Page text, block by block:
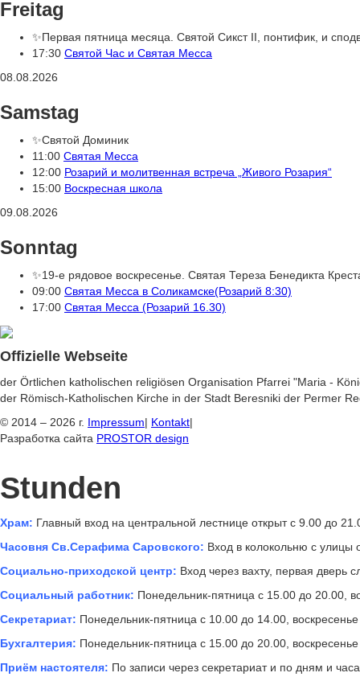
Freitag
✨Первая пятница месяца. Святой Сикст II, понтифик, и
17:30 Святой Час и Святая Месса
08.08.2026
Samstag
✨Святой Доминик
11:00 Святая Месса
12:00 Розарий и молитвенная встреча „Живого Розария“
15:00 Воскресная школа
09.08.2026
Sonntag
✨19-е рядовое воскресенье. Святая Тереза Бенедикта
09:00 Святая Месса в Соликамске(Розарий 8:30)
17:00 Святая Месса (Розарий 16.30)
Offizielle Webseite
der Örtlichen katholischen religiösen Organisation Pfarrei "Maria -
der Römisch-Katholischen Kirche in der Stadt Beresniki der Permer
© 2014 – 2026 г. Impressum| Kontakt|
Разработка сайта PROSTOR design
Stunden
Храм: Главный вход на центральной лестнице открыт с 9.00 до
Часовня Св.Серафима Саровского: Вход в колокольню с улицы
Социально-приходской центр: Вход через вахту, первая дверь
Социальный работник: Понедельник-пятница с 15.00 до 20.00,
Секретариат: Понедельник-пятница с 10.00 до 14.00,
Бухгалтерия: Понедельник-пятница с 15.00 до 20.00,
Приём настоятеля: По записи через секретариат и по дням и